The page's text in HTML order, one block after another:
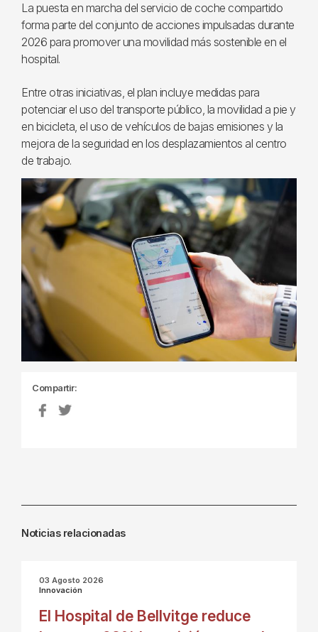
La puesta en marcha del servicio de coche compartido
forma parte del conjunto de acciones impulsadas durante
2026 para promover una movilidad más sostenible en el
hospital.
Entre otras iniciativas, el plan incluye medidas para
potenciar el uso del transporte público, la movilidad a pie y
en bicicleta, el uso de vehículos de bajas emisiones y la
mejora de la seguridad en los desplazamientos al centro
de trabajo.
Compartir:
Noticias relacionadas
03 Agosto 2026
Innovación
El Hospital de Bellvitge reduce